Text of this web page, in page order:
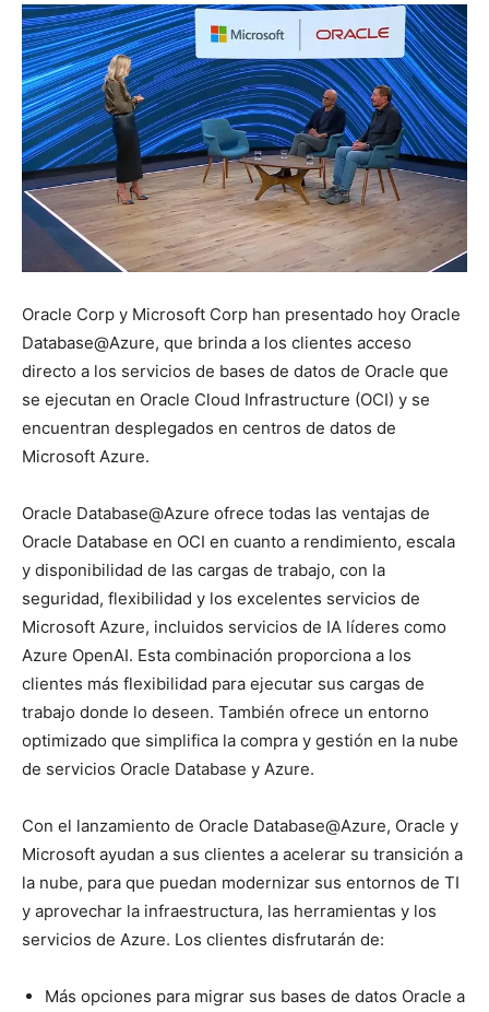
Oracle Corp y Microsoft Corp han presentado hoy Oracle
Database@Azure, que brinda a los clientes acceso
directo a los servicios de bases de datos de Oracle que
se ejecutan en Oracle Cloud Infrastructure (OCI) y se
encuentran desplegados en centros de datos de
Microsoft Azure.
Oracle Database@Azure ofrece todas las ventajas de
Oracle Database en OCI en cuanto a rendimiento, escala
y disponibilidad de las cargas de trabajo, con la
seguridad, flexibilidad y los excelentes servicios de
Microsoft Azure, incluidos servicios de IA líderes como
Azure OpenAI. Esta combinación proporciona a los
clientes más flexibilidad para ejecutar sus cargas de
trabajo donde lo deseen. También ofrece un entorno
optimizado que simplifica la compra y gestión en la nube
de servicios Oracle Database y Azure.
Con el lanzamiento de Oracle Database@Azure, Oracle y
Microsoft ayudan a sus clientes a acelerar su transición a
la nube, para que puedan modernizar sus entornos de TI
y aprovechar la infraestructura, las herramientas y los
servicios de Azure. Los clientes disfrutarán de:
Más opciones para migrar sus bases de datos Oracle a